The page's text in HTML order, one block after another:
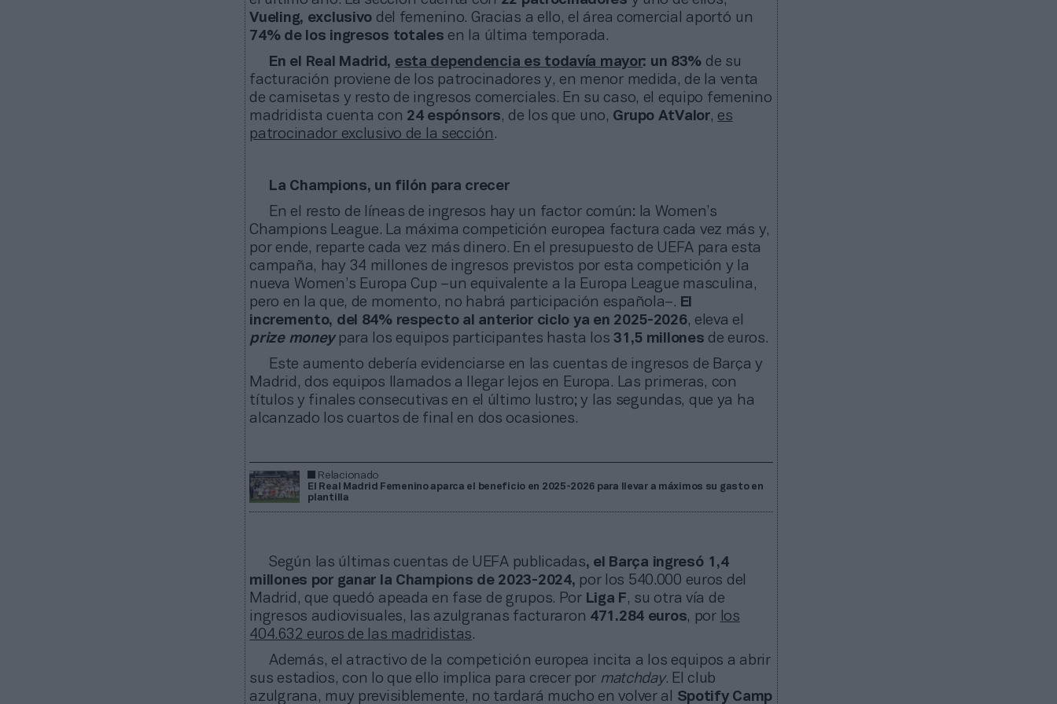
Vueling, exclusivo del femenino. Gracias a ello, el área comercial aportó un
74% de los ingresos totales en la última temporada.
En el Real Madrid, esta dependencia es todavía mayor: un 83% de su
facturación proviene de los patrocinadores y, en menor medida, de la venta
de camisetas y resto de ingresos comerciales. En su caso, el equipo femenino
madridista cuenta con 24 espónsors, de los que uno, Grupo AtValor, es
patrocinador exclusivo de la sección .
La Champions, un filón para crecer
En el resto de líneas de ingresos hay un factor común: la Women’s
Champions League. La máxima competición europea factura cada vez más y,
por ende, reparte cada vez más dinero. En el presupuesto de UEFA para esta
campaña, hay 34 millones de ingresos previstos por esta competición y la
nueva Women’s Europa Cup –un equivalente a la Europa League masculina,
pero en la que, de momento, no habrá participación española–. El
incremento, del 84% respecto al anterior ciclo ya en 2025-2026, eleva el
prize moneypara los equipos participantes hasta los31,5 millones de euros.
Este aumento debería evidenciarse en las cuentas de ingresos de Barça y
Madrid, dos equipos llamados a llegar lejos en Europa. Las primeras, con
títulos y finales consecutivas en el último lustro; y las segundas, que ya ha
alcanzado los cuartos de final en dos ocasiones.
Relacionado
El Real Madrid Femenino aparca el beneficio en 2025-2026 para llevar a máximos su gasto en
plantilla
Según las últimas cuentas de UEFA publicadas, el Barça ingresó 1,4
millones por ganar la Champions de 2023-2024, por los 540.000 euros del
Madrid, que quedó apeada en fase de grupos. Por Liga F, su otra vía de
ingresos audiovisuales, las azulgranas facturaron 471.284 euros, por los
404.632 euros de las madridistas.
Además, el atractivo de la competición europea incita a los equipos a abrir
sus estadios, con lo que ello implica para crecer por matchday. El club
azulgrana, muy previsiblemente, no tardará mucho en volver al Spotify Camp